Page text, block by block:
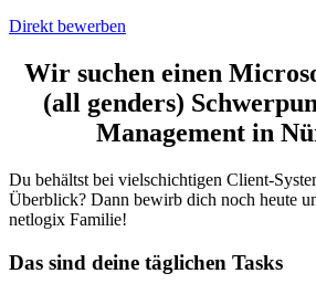
Direkt bewerben
Wir suchen einen
(all genders)
Management in
Du behältst bei vielschichtigen Client-
Überblick? Dann bewirb dich noch heute
netlogix Familie!
Das sind deine täglichen Tasks